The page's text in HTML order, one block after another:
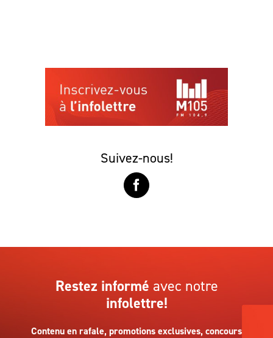
Suivez-nous!
Restez informé avec notre
infolettre!
Contenu en rafale, promotions exclusives, concours